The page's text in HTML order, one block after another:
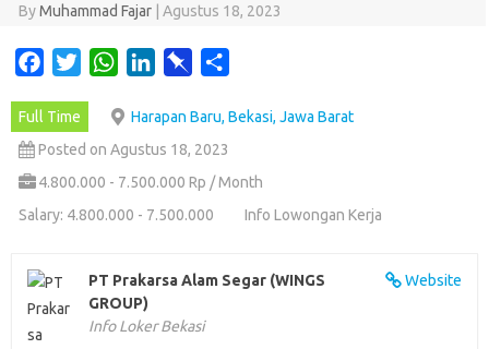
ByMuhammad Fajar Agustus 18, 2023
c
e
b
t
t
W
a
t
s
n
k
e
n
b
o
a
e
Full Time
Harapan Baru, Bekasi, Jawa Barat
Posted on Agustus 18, 2023
4.800.000 - 7.500.000 Rp / Month
Salary: 4.800.000 - 7.500.000
Info Lowongan Kerja
Website
PT Prakarsa Alam Segar (WINGS
GROUP)
Info Loker Bekasi